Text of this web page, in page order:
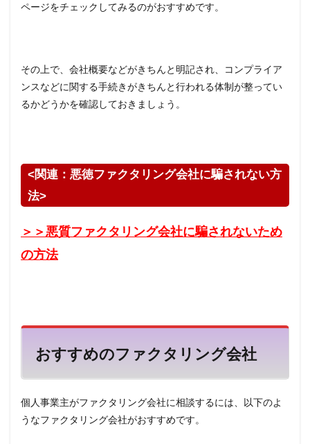
ページをチェックしてみるのがおすすめです。
その上で、会社概要などがきちんと明記され、コンプライア
ンスなどに関する手続きがきちんと行われる体制が整ってい
るかどうかを確認しておきましょう。
<関連：悪徳ファクタリング会社に騙されない方
法>
＞＞悪質ファクタリング会社に騙されないため
の方法
おすすめのファクタリング会社
個人事業主がファクタリング会社に相談するには、以下のよ
うなファクタリング会社がおすすめです。